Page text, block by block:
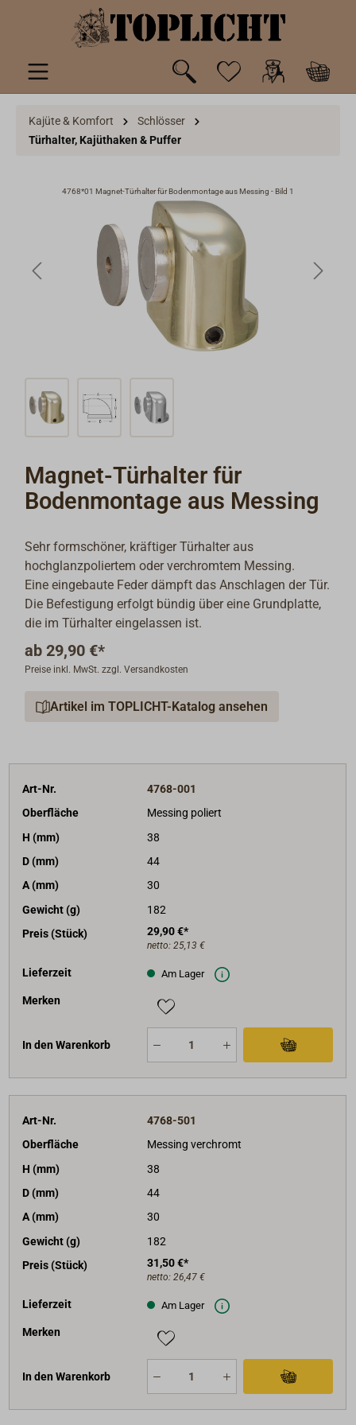
springen
Kajüte & Komfort
Schlösser
Türhalter, Kajüthaken & Puffer
4768*01 Magnet-Türhalter für Bodenmontage aus Messing - Bild 1
Magnet-Türhalter für
Bodenmontage aus Messing
Sehr formschöner, kräftiger Türhalter aus
hochglanzpoliertem oder verchromtem Messing.
Eine eingebaute Feder dämpft das Anschlagen der Tür.
Die Befestigung erfolgt bündig über eine Grundplatte,
die im Türhalter eingelassen ist.
ab 29,90 €*
Preise inkl. MwSt. zzgl. Versandkosten
Artikel im TOPLICHT-Katalog ansehen
Art-Nr.
4768-001
Oberfläche
Messing poliert
H (mm)
38
D (mm)
44
A (mm)
30
Gewicht (g)
182
Preis (Stück)
29,90 €*
netto: 25,13 €
Lieferzeit Am Lager
Merken
In den Warenkorb
Art-Nr.
4768-501
Oberfläche
Messing verchromt
H (mm)
38
D (mm)
44
A (mm)
30
Gewicht (g)
182
Preis (Stück)
31,50 €*
netto: 26,47 €
Lieferzeit Am Lager
Merken
In den Warenkorb